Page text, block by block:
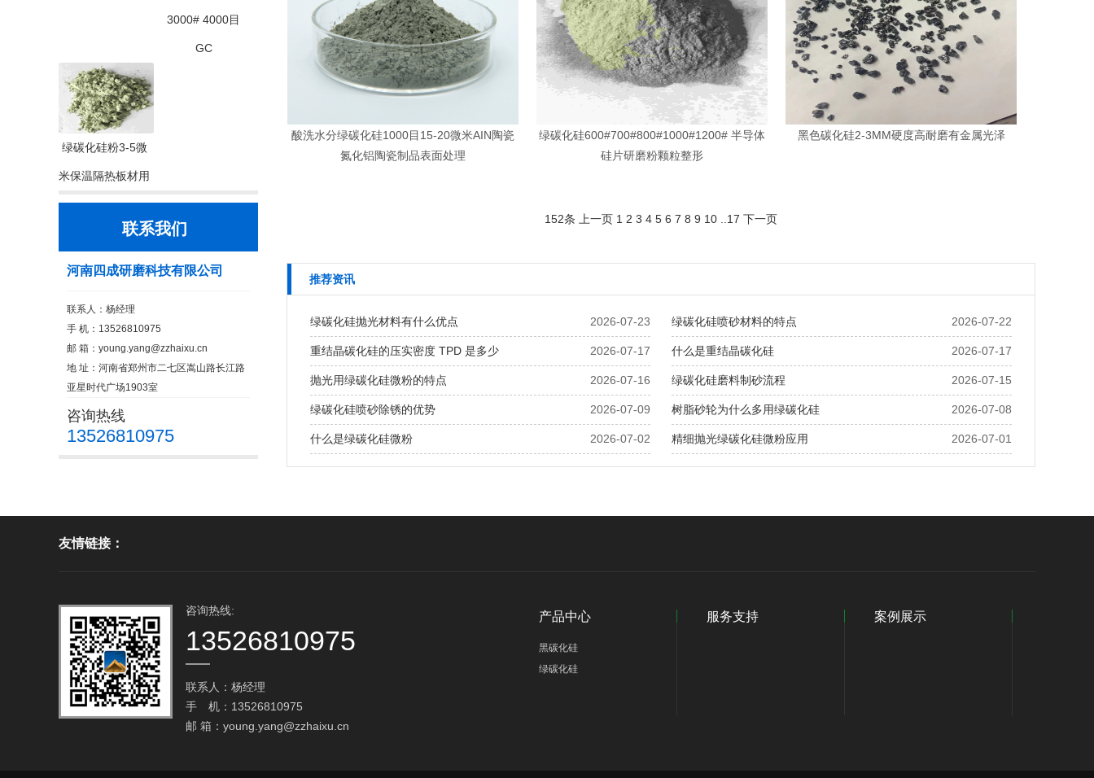
3000# 4000目
GC
绿碳化硅粉3-5微
米保温隔热板材用
联系我们
河南四成研磨科技有限公司
联系人：杨经理
手 机：13526810975
邮 箱： young.yang@zzhaixu.cn
地 址：河南省郑州市二七区嵩山路长江路
亚星时代广场1903室
咨询热线
13526810975
酸洗水分绿碳化硅1000目15-20微米AIN陶瓷
氮化铝陶瓷制品表面处理
绿碳化硅600#700#800#1000#1200# 半导体
硅片研磨粉颗粒整形
黑色碳化硅2-3MM硬度高耐磨有金属光泽
152条 上一页 1 2 3 4 5 6 7 8 9 10 17 下一页
推荐资讯
2026-07-23
绿碳化硅抛光材料有什么优点 2026-07-22
绿碳化硅喷砂材料的特点
2026-07-17
重结晶碳化硅的压实密度 TPD 是多少 2026-07-17
什么是重结晶碳化硅
2026-07-16
抛光用绿碳化硅微粉的特点 2026-07-15
绿碳化硅磨料制砂流程
2026-07-09
绿碳化硅喷砂除锈的优势 2026-07-08
树脂砂轮为什么多用绿碳化硅
2026-07-02
什么是绿碳化硅微粉 2026-07-01
精细抛光绿碳化硅微粉应用
友情链接：
咨询热线:
13526810975
联系人：杨经理
手 机：13526810975
邮 箱： young.yang@zzhaixu.cn
产品中心
黑碳化硅
绿碳化硅
服务支持 案例展示